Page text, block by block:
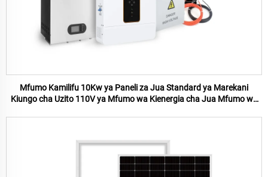
Mfumo Kamilifu 10Kw ya Paneli za Jua Standard ya Marekani
Kiungo cha Uzito 110V ya Mfumo wa Kienergia cha Jua Mfumo wa